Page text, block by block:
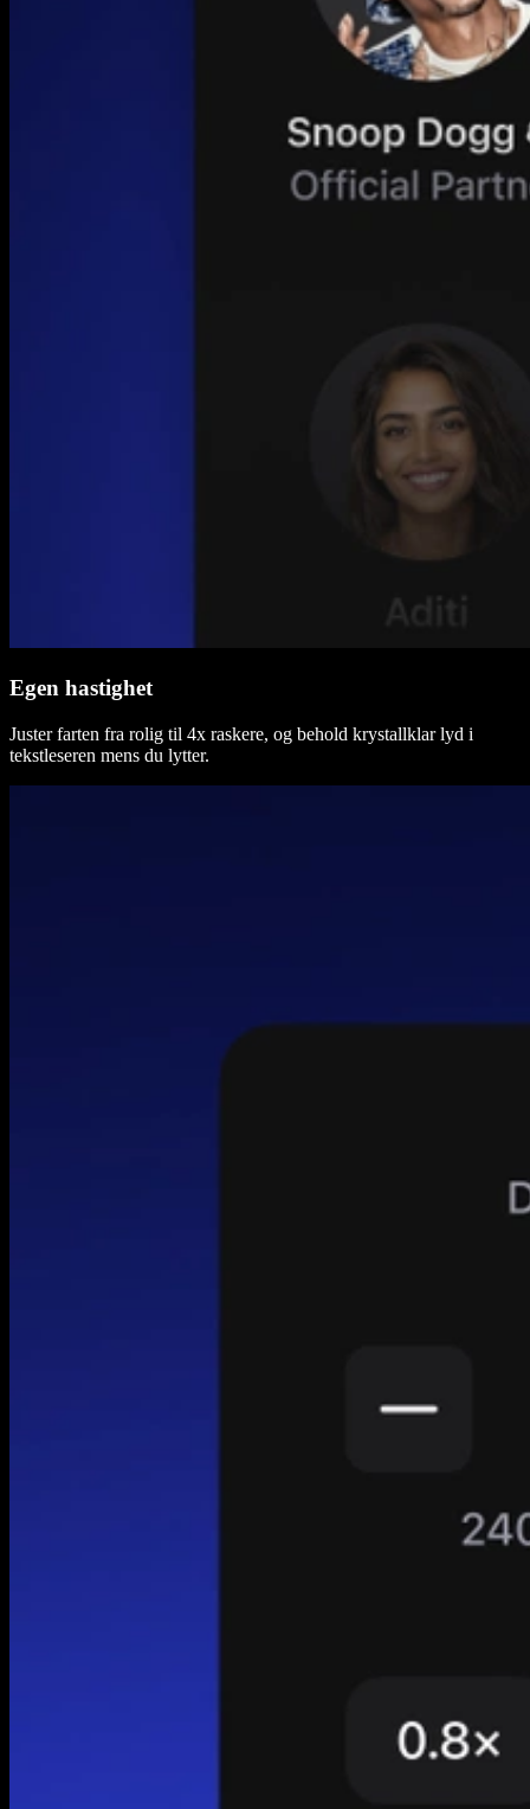
Egen hastighet
Juster farten fra rolig til 4x raskere, og behold krystallklar lyd i
tekstleseren mens du lytter.